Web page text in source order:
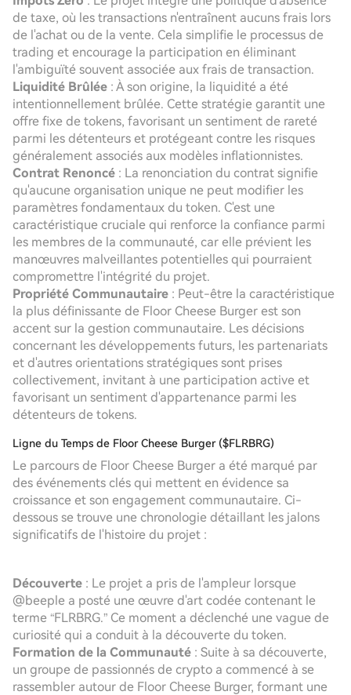
de taxe, où les transactions n'entraînent aucuns frais lors
de l'achat ou de la vente. Cela simplifie le processus de
trading et encourage la participation en éliminant
l'ambiguïté souvent associée aux frais de transaction.
Liquidité Brûlée : À son origine, la liquidité a été
intentionnellement brûlée. Cette stratégie garantit une
offre fixe de tokens, favorisant un sentiment de rareté
parmi les détenteurs et protégeant contre les risques
généralement associés aux modèles inflationnistes.
Contrat Renoncé : La renonciation du contrat signifie
qu'aucune organisation unique ne peut modifier les
paramètres fondamentaux du token. C'est une
caractéristique cruciale qui renforce la confiance parmi
les membres de la communauté, car elle prévient les
manœuvres malveillantes potentielles qui pourraient
compromettre l'intégrité du projet.
Propriété Communautaire : Peut-être la caractéristique
la plus définissante de Floor Cheese Burger est son
accent sur la gestion communautaire. Les décisions
concernant les développements futurs, les partenariats
et d'autres orientations stratégiques sont prises
collectivement, invitant à une participation active et
favorisant un sentiment d'appartenance parmi les
détenteurs de tokens.
Ligne du Temps de Floor Cheese Burger ($FLRBRG)
Le parcours de Floor Cheese Burger a été marqué par
des événements clés qui mettent en évidence sa
croissance et son engagement communautaire. Ci-
dessous se trouve une chronologie détaillant les jalons
significatifs de l'histoire du projet :
Découverte : Le projet a pris de l'ampleur lorsque
@beeple a posté une œuvre d'art codée contenant le
terme “FLRBRG.” Ce moment a déclenché une vague de
curiosité qui a conduit à la découverte du token.
Formation de la Communauté : Suite à sa découverte,
un groupe de passionnés de crypto a commencé à se
rassembler autour de Floor Cheese Burger, formant une